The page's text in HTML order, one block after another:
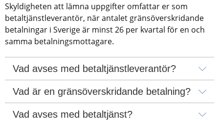
Skyldigheten att lämna uppgifter omfattar er som
betaltjänstleverantör, när antalet gränsöverskridande
betalningar i Sverige är minst 26 per kvartal för en och
samma betalningsmottagare.
Vad avses med betaltjänstleverantör?
Vad är en gränsöverskridande betalning?
Vad avses med betaltjänst?